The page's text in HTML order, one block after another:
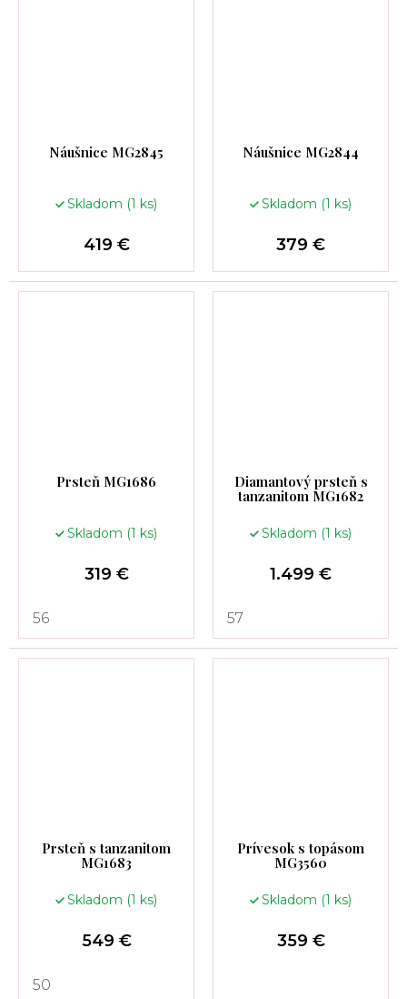
Náušnice MG2845
Skladom (1 ks)
419 €
Náušnice MG2844
Skladom (1 ks)
379 €
Prsteň MG1686
Skladom (1 ks)
319 €
56
Diamantový prsteň s
tanzanitom MG1682
Skladom (1 ks)
1.499 €
57
Prsteň s tanzanitom
MG1683
Skladom (1 ks)
549 €
50
Prívesok s topásom
MG3560
Skladom (1 ks)
359 €